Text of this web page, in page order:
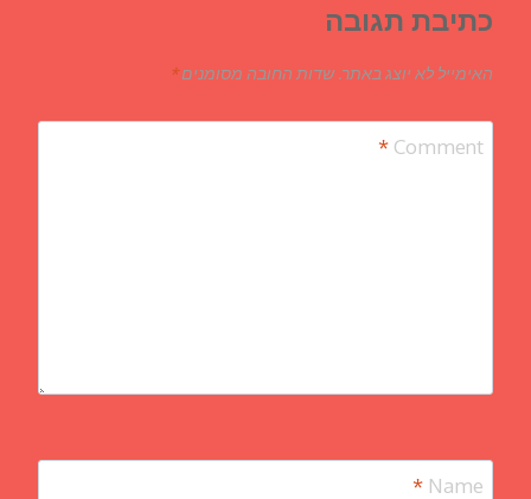
כתיבת תגובה
האימייל לא יוצג באתר. שדות החובה מסומנים*
Comment
*
Name
*